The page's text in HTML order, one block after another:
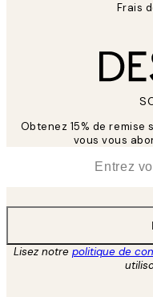
Frais
Obtenez 15% de
vous vous
Lisez notre politique de